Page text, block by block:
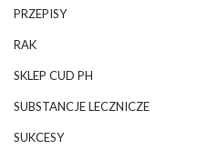
PRZEPISY
RAK
SKLEP CUD PH
SUBSTANCJE LECZNICZE
SUKCESY